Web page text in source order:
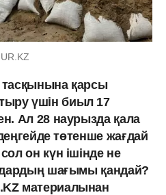
тасқынына қарсы
үшін биыл 17
Ал 28 наурызда қала
деңгейде төтенше жағдай
он күн ішінде не
шағымы қандай?
материалынан